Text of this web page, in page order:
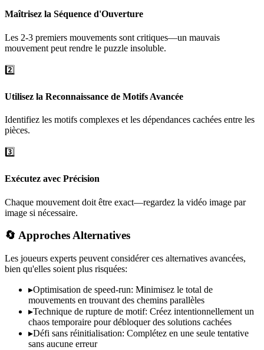
Maîtrisez la Séquence d'Ouverture
Les 2-3 premiers mouvements sont critiques—un mauvais
mouvement peut rendre le puzzle insoluble.
2️⃣
Utilisez la Reconnaissance de Motifs Avancée
Identifiez les motifs complexes et les dépendances cachées entre les
pièces.
3️⃣
Exécutez avec Précision
Chaque mouvement doit être exact—regardez la vidéo image par
image si nécessaire.
🔄 Approches Alternatives
Les joueurs experts peuvent considérer ces alternatives avancées,
bien qu'elles soient plus risquées:
▸Optimisation de speed-run: Minimisez le total de
mouvements en trouvant des chemins parallèles
▸Technique de rupture de motif: Créez intentionnellement un
chaos temporaire pour débloquer des solutions cachées
▸Défi sans réinitialisation: Complétez en une seule tentative
sans aucune erreur